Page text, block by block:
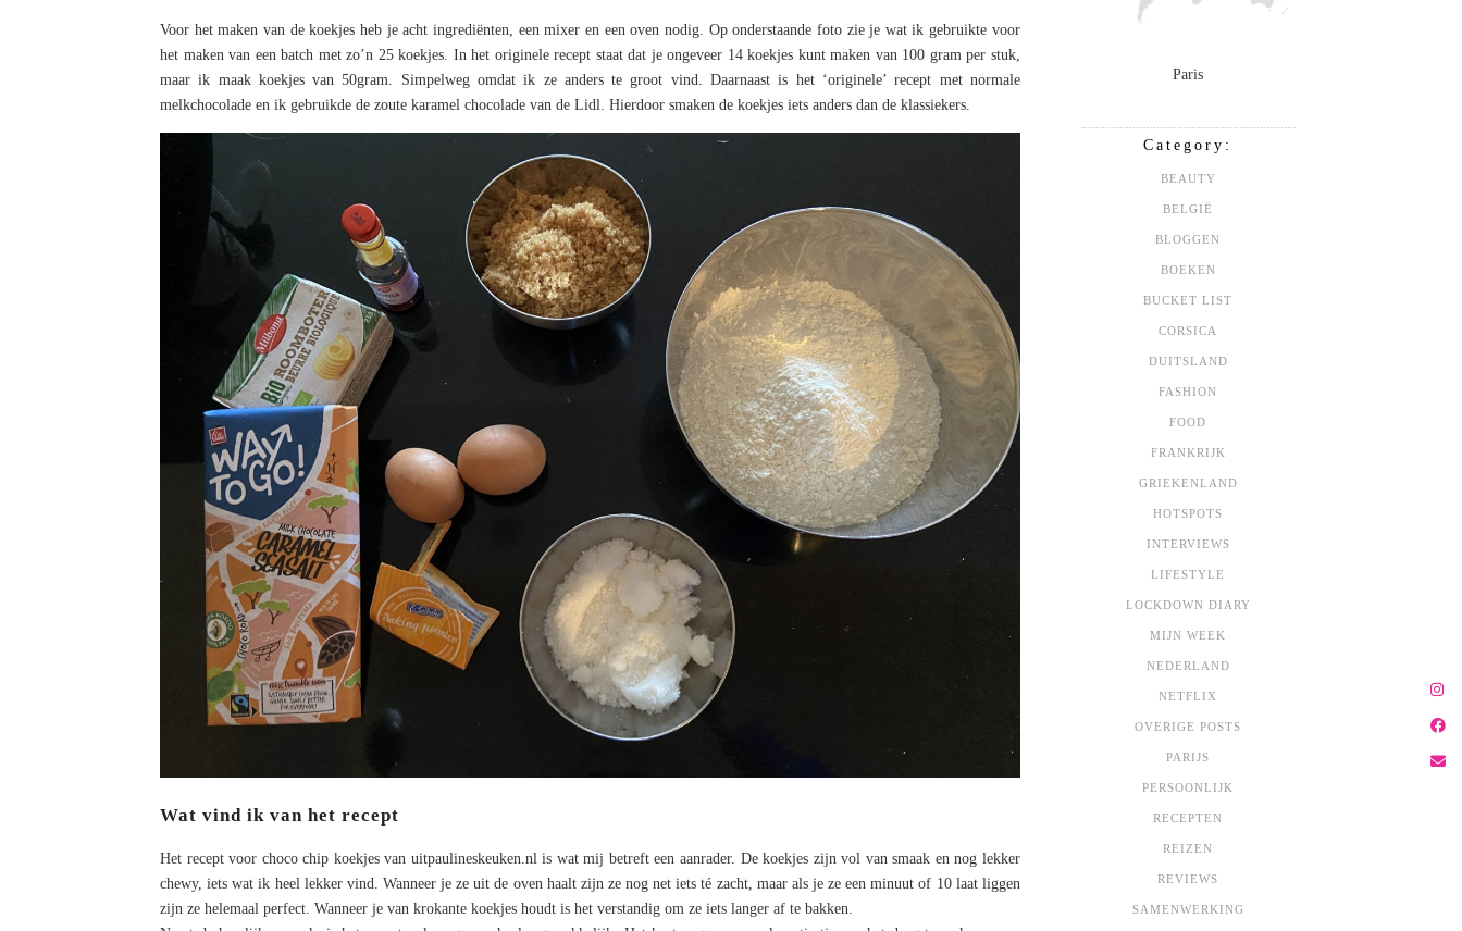
Voor het maken van de koekjes heb je acht ingrediënten, een mixer en een oven nodig. Op onderstaande foto zie je wat ik gebruikte voor
het maken van een batch met zo’n 25 koekjes. In het originele recept staat dat je ongeveer 14 koekjes kunt maken van 100 gram per stuk,
maar ik maak koekjes van 50gram. Simpelweg omdat ik ze anders te groot vind. Daarnaast is het ‘originele’ recept met normale
melkchocolade en ik gebruikde de zoute karamel chocolade van de Lidl. Hierdoor smaken de koekjes iets anders dan de klassiekers.
Wat vind ik van het recept
Het recept voor choco chip koekjes van uitpaulineskeuken.nl is wat mij betreft een aanrader. De koekjes zijn vol van smaak en nog lekker
chewy, iets wat ik heel lekker vind. Wanneer je ze uit de oven haalt zijn ze nog net iets té zacht, maar als je ze een minuut of 10 laat liggen
zijn ze helemaal perfect. Wanneer je van krokante koekjes houdt is het verstandig om ze iets langer af te bakken.
Paris
Category:
BEAUTY
BELGIË
BLOGGEN
BOEKEN
BUCKET LIST
CORSICA
DUITSLAND
FASHION
FOOD
FRANKRIJK
GRIEKENLAND
HOTSPOTS
INTERVIEWS
LIFESTYLE
LOCKDOWN DIARY
MIJN WEEK
NEDERLAND
NETFLIX
OVERIGE POSTS
PARIJS
PERSOONLIJK
RECEPTEN
REIZEN
REVIEWS
SAMENWERKING